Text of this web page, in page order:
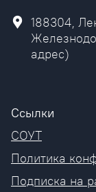
188304,
адрес)
Ссылки
СОУТ
Политика
Подписка на